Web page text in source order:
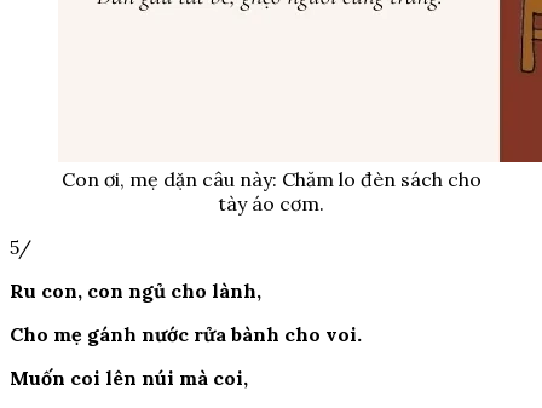
Con ơi, mẹ dặn câu này: Chăm lo đèn sách cho
tày áo cơm.
5/
Ru con, con ngủ cho lành,
Cho mẹ gánh nước rửa bành cho voi.
Muốn coi lên núi mà coi,